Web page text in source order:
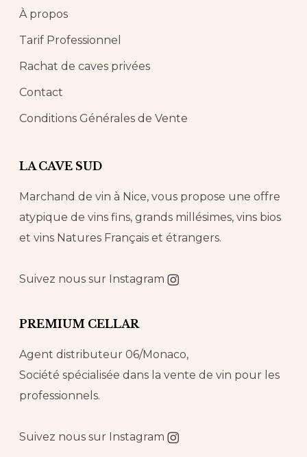
À propos
Tarif Professionnel
Rachat de caves privées
Contact
Conditions Générales de Vente
LA CAVE SUD
Marchand de vin à Nice, vous propose une offre
atypique de vins fins, grands millésimes, vins bios
et vins Natures Français et étrangers.
Suivez nous sur Instagram
PREMIUM CELLAR
Agent distributeur 06/Monaco,
Société spécialisée dans la vente de vin pour les
professionnels.
Suivez nous sur Instagram